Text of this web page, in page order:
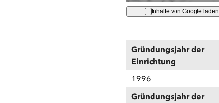
Inhalte von Google laden
Gründungsjahr der
Einrichtung
1996
Gründungsjahr der